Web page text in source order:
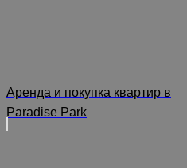
Аренда и покупка квартир в
Paradise Park